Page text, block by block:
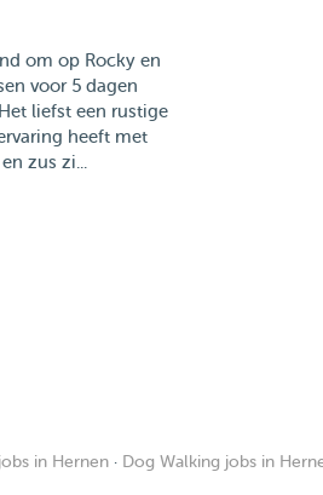
om op Rocky en
voor 5 dagen
liefst een rustige
heeft met
zus zi...
in Hernen · Dog Walking jobs in